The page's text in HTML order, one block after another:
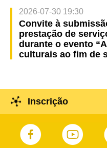
2026-07-30 19:30
Convite à
prestação de
durante o evento
culturais ao fim de
Inscrição